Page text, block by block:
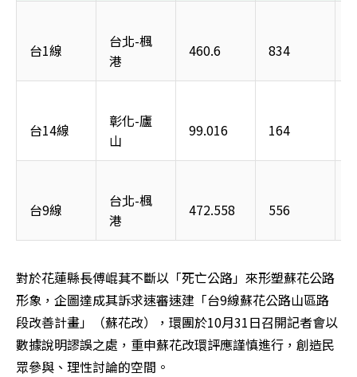
台1線
台北-楓
港
460.6 834
台14線
彰化-廬
山
99.016 164
台9線
台北-楓
港
472.558 556
對於花蓮縣長傅崐萁不斷以「死亡公路」來形塑蘇花公路
形象，企圖達成其訴求速審速建「台9線蘇花公路山區路
段改善計畫」（蘇花改），環團於10月31日召開記者會以
數據說明謬誤之處，重申蘇花改環評應謹慎進行，創造民
眾參與、理性討論的空間。